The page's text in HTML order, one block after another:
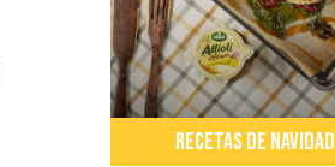
RECETAS DE NAVIDAD